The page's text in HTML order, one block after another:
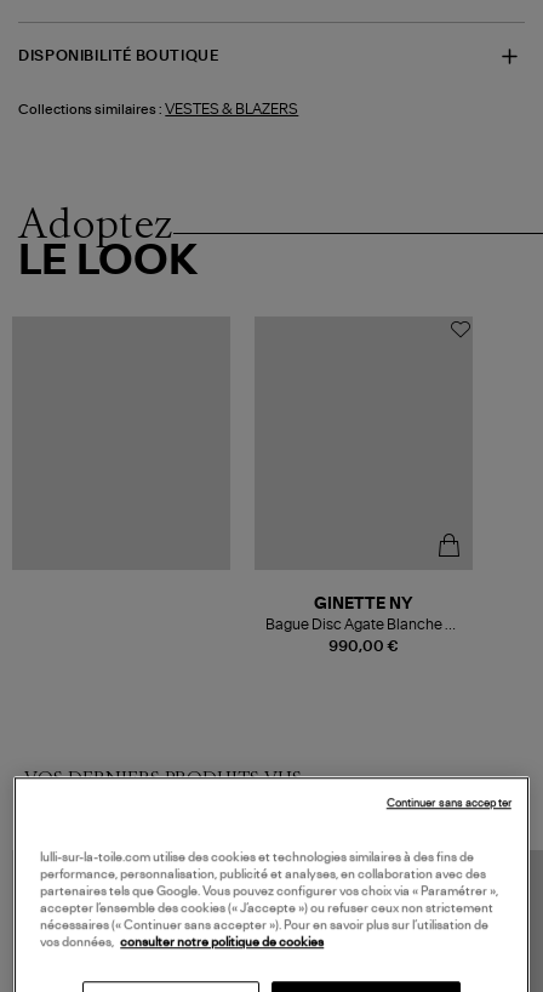
DISPONIBILITÉ BOUTIQUE
Collections similaires : VESTES & BLAZERS
Adoptez
LE LOOK
990,00 €
GINETTE NY
Bague Disc Agate Blanche Or
Rose
VOS DERNIERS PRODUITS VUS
lulli-sur-la-toile.com utilise des cookies et technologies similaires à des fins de
performance, personnalisation, publicité et analyses, en collaboration avec des
partenaires tels que Google. Vous pouvez configurer vos choix via « Paramétrer »,
accepter l’ensemble des cookies (« J’accepte ») ou refuser ceux non strictement
nécessaires (« Continuer sans accepter »). Pour en savoir plus sur l’utilisation de
vos données, consulter notre politique de cookies
Continuer sans accepter